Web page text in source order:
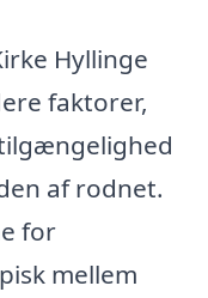
Hyllinge
faktorer,
af rodnet.
for
mellem